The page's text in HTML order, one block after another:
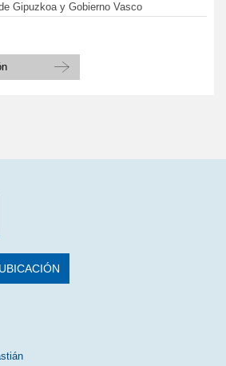
Gipuzkoa y Gobierno Vasco